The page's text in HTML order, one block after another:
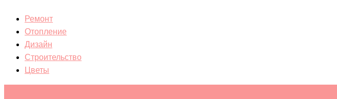
Ремонт
Отопление
Дизайн
Строительство
Цветы